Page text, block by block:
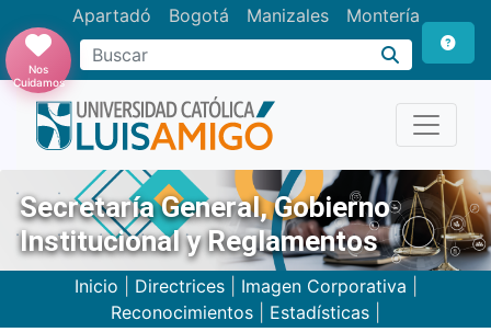
Apartadó Bogotá Manizales Montería
Buscar
Nos
Cuidamos
Secretaría General, Gobierno
Institucional y Reglamentos
Inicio Directrices| Imagen Corporativa
Reconocimientos
Estadísticas